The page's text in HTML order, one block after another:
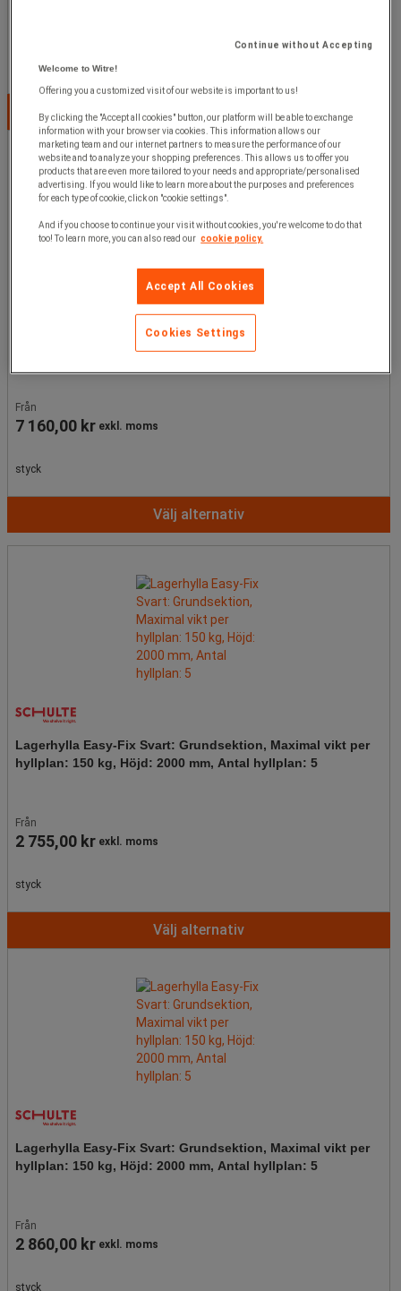
styck
Välj alternativ
Lagerhylla Combi-Plus: Grundsektion, Maximal vikt per
hyllplan: 500 kg, Höjd: 2000 mm, Antal hyllplan: 5
Från
7 160,00 kr exkl. moms
styck
Välj alternativ
Lagerhylla Easy-Fix Svart: Grundsektion, Maximal vikt per
hyllplan: 150 kg, Höjd: 2000 mm, Antal hyllplan: 5
Från
2 755,00 kr exkl. moms
styck
Välj alternativ
Lagerhylla Easy-Fix Svart: Grundsektion, Maximal vikt per
hyllplan: 150 kg, Höjd: 2000 mm, Antal hyllplan: 5
Från
2 860,00 kr exkl. moms
styck
Continue without Accepting
Welcome to Witre!
Offering you a customized visit of our website is important to us!
By clicking the "Accept all cookies" button, our platform will be able to exchange
information with your browser via cookies. This information allows our
marketing team and our internet partners to measure the performance of our
website and to analyze your shopping preferences. This allows us to offer you
products that are even more tailored to your needs and appropriate/personalised
advertising. If you would like to learn more about the purposes and preferences
for each type of cookie, click on "cookie settings".
And if you choose to continue your visit without cookies, you're welcome to do that
too! To learn more, you can also read our cookie policy.
Accept All Cookies
Cookies Settings